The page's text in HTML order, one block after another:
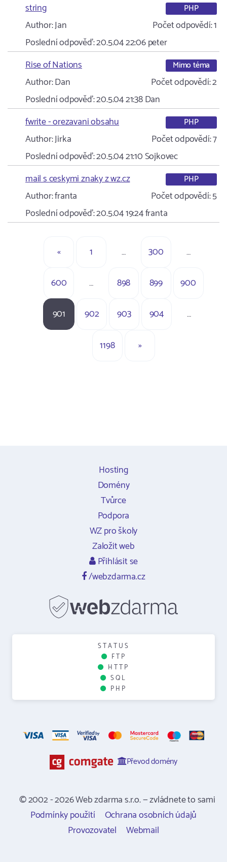
string
PHP
Author:Jan Počet odpovědí:1
Poslední odpověď:20.5.04 22:06peter
Rise of Nations
Mimo téma
Author:Dan Počet odpovědí:2
Poslední odpověď:20.5.04 21:38Dan
fwrite - orezavani obsahu
PHP
Author:Jirka Počet odpovědí:7
Poslední odpověď:20.5.04 21:10Sojkovec
mail s ceskymi znaky z wz.cz
PHP
Author:franta Počet odpovědí:5
Poslední odpověď:20.5.04 19:24franta
« 1 … 300 …
600 … 898 899 900
901 902 903 904 …
1198 »
Hosting
Domény
Tvůrce
Podpora
WZ pro školy
Založit web
Přihlásit se
/webzdarma.cz
STATUS
FTP
HTTP
SQL
PHP
Převod domény
© 2002 - 2026 Web zdarma s.r.o. — zvládnete to sami
Podmínky použití
Ochrana osobních údajů
Provozovatel
Webmail